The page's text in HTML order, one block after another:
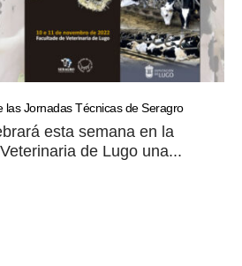
las Jornadas Técnicas de Seragro
esta semana en la
de Lugo una...